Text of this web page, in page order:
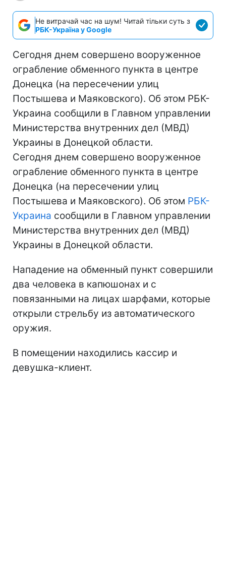
Не витрачай час на шум! Читай тільки суть з
РБК-Україна у Google
Сегодня днем совершено вооруженное
ограбление обменного пункта в центре
Донецка (на пересечении улиц
Постышева и Маяковского). Об этом РБК-
Украина сообщили в Главном управлении
Министерства внутренних дел (МВД)
Украины в Донецкой области.
Сегодня днем совершено вооруженное
ограбление обменного пункта в центре
Донецка (на пересечении улиц
Постышева и Маяковского). Об этом РБК-
Украина сообщили в Главном управлении
Министерства внутренних дел (МВД)
Украины в Донецкой области.
Нападение на обменный пункт совершили
два человека в капюшонах и с
повязанными на лицах шарфами, которые
открыли стрельбу из автоматического
оружия.
В помещении находились кассир и
девушка-клиент.